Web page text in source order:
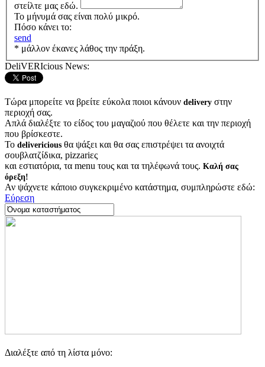
στείλτε μας εδώ.
Το μήνυμά σας είναι πολύ μικρό.
Πόσο κάνει το:
send
* μάλλον έκανες λάθος την πράξη.
DeliVERIcious News:
Τώρα μπορείτε να βρείτε εύκολα ποιοι κάνουν delivery στην
περιοχή σας.
Απλά διαλέξτε το είδος του μαγαζιού που θέλετε και την περιοχή
που βρίσκεστε.
Το delivericious θα ψάξει και θα σας επιστρέψει τα ανοιχτά
σουβλατζίδικα, pizzariες
και εστιατόρια, τα menu τους και τα τηλέφωνά τους. Καλή σας
όρεξη!
Αν ψάχνετε κάποιο συγκεκριμένο κατάστημα, συμπληρώστε εδώ:
Εύρεση
Διαλέξτε από τη λίστα μόνο: